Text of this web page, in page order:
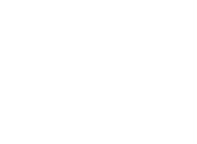
artikel te passen en te bestellen! We